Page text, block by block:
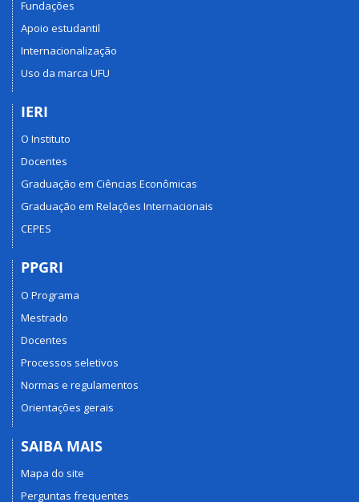
Fundações
Apoio estudantil
Internacionalização
Uso da marca UFU
IERI
O Instituto
Docentes
Graduação em Ciências Econômicas
Graduação em Relações Internacionais
CEPES
PPGRI
O Programa
Mestrado
Docentes
Processos seletivos
Normas e regulamentos
Orientações gerais
SAIBA MAIS
Mapa do site
Perguntas frequentes